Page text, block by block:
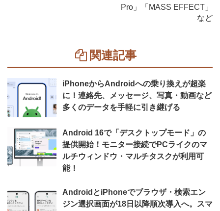
Pro」「MASS EFFECT」
など
関連記事
iPhoneからAndroidへの乗り換えが超楽
に！連絡先、メッセージ、写真・動画など
多くのデータを手軽に引き継げる
Android 16で「デスクトップモード」の
提供開始！モニター接続でPCライクのマ
ルチウィンドウ・マルチタスクが利用可
能！
AndroidとiPhoneでブラウザ・検索エン
ジン選択画面が18日以降順次導入へ。スマ